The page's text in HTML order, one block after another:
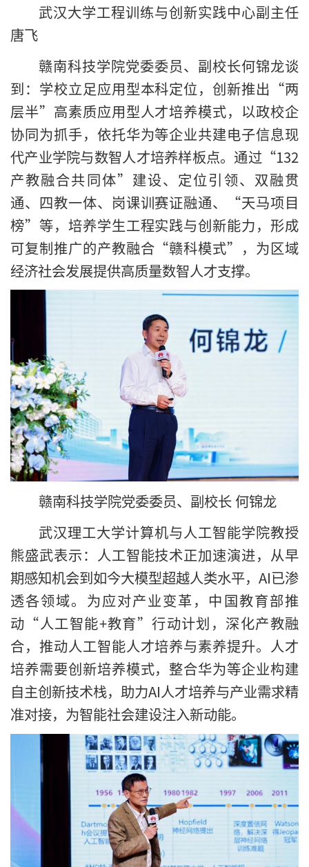
武汉大学工程训练与创新实践中心副主任
唐飞
赣南科技学院党委委员、副校长何锦龙谈
到：学校立足应用型本科定位，创新推出“两
层半”高素质应用型人才培养模式，以政校企
协同为抓手，依托华为等企业共建电子信息现
代产业学院与数智人才培养样板点。通过“132
产教融合共同体”建设、定位引领、双融贯
通、四教一体、岗课训赛证融通、“天马项目
榜”等，培养学生工程实践与创新能力，形成
可复制推广的产教融合“赣科模式”，为区域
经济社会发展提供高质量数智人才支撑。
赣南科技学院党委委员、副校长 何锦龙
武汉理工大学计算机与人工智能学院教授
熊盛武表示：人工智能技术正加速演进，从早
期感知机会到如今大模型超越人类水平，AI已渗
透各领域。为应对产业变革，中国教育部推
动“人工智能+教育”行动计划，深化产教融
合，推动人工智能人才培养与素养提升。人才
培养需要创新培养模式，整合华为等企业构建
自主创新技术栈，助力AI人才培养与产业需求精
准对接，为智能社会建设注入新动能。